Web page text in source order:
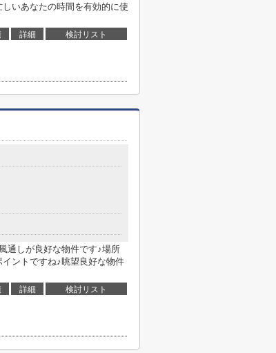
いあなたの時間を有効的に使
詳細 検討リスト
通しが良好な物件です♪場所
ントですね♪眺望良好な物件
詳細 検討リスト